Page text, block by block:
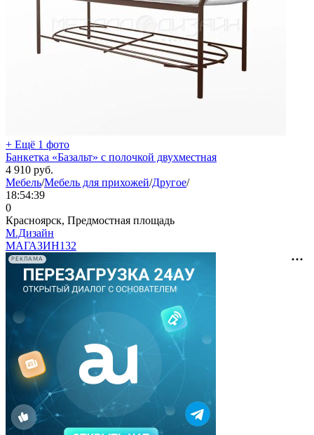
+ Ещё 1 фото
Банкетка «Базальт» с полочкой двухместная
4 910 руб.
Мебель/Мебель для прихожей/Другое/
18:54:39
0
Красноярск, Предмостная площадь
М.Дизайн
МАГАЗИН132
РЕКЛАМА